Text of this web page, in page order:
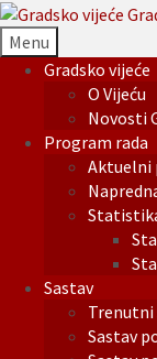
Menu
Gradsko vijeće
O Vijeću
Novosti
Program rada
Aktuelni
Sastav
Trenutni
Sastav